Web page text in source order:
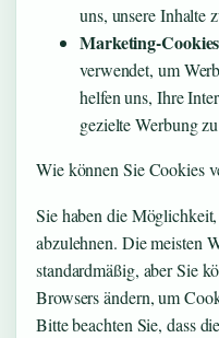
uns, unsere Inhalte
Marketing-
verwendet, um
helfen uns, Ihre
gezielte Werbung
Wie können Sie Cookies
Sie haben die
abzulehnen. Die meisten
standardmäßig, aber Sie
Browsers ändern, um
Bitte beachten Sie, dass